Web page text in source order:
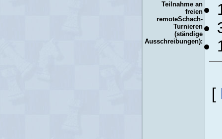
Teilnahme an
freien
remoteSchach-
Turnieren
(ständige
Ausschreibungen):
[